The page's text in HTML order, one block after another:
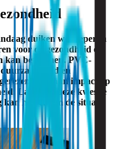
duiken we dieper in
voor de gezondheid en
kan betekenen. PVC-
en
over hun impact op
Laten we deze kwestie
helpen om de situatie